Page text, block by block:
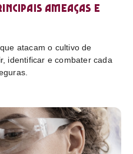
ameaças e
atacam o cultivo de
identificar e combater cada